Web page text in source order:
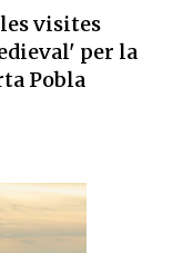
visites
per la
Pobla